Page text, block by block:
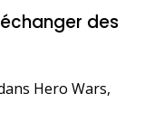
des
Hero Wars,